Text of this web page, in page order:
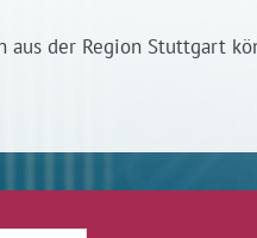
aus der Region Stuttgart